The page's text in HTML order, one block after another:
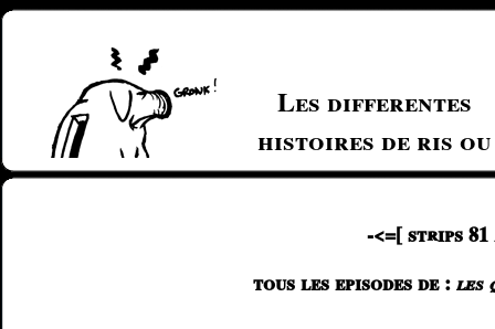
Les differentes
histoires de ris ou
crève
-<=[ strips 81
tous les episodes de : les